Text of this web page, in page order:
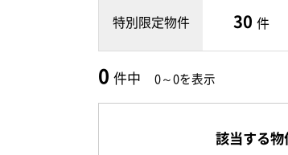
特別限定物件 30 件
0 件中 0～0を表示
該当する物